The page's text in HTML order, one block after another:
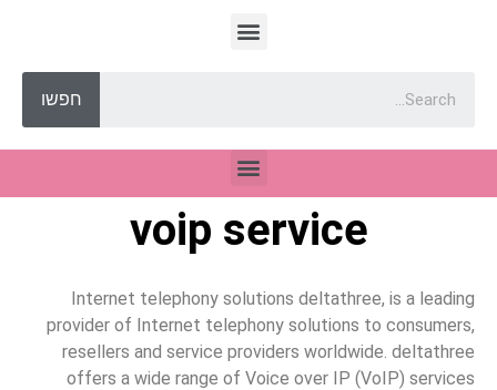
חפשו
voip service
Internet telephony solutions deltathree, is a leading
provider of Internet telephony solutions to consumers,
resellers and service providers worldwide. deltathree
offers a wide range of Voice over IP (VoIP) services